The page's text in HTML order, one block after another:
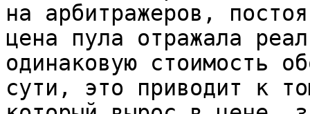
на арбитражеров,
цена пула отражала
одинаковую стоимость
сути, это приводит к